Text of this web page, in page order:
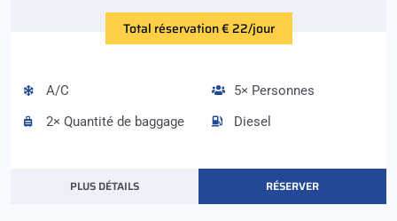
Total réservation € 22/jour
A/C
2× Quantité de baggage
5× Personnes
Diesel
PLUS DÉTAILS RÉSERVER